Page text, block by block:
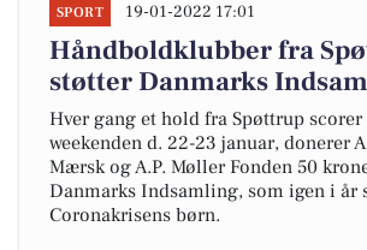
SPORT 19-01-2022 17:01
Håndboldklubber fra
støtter Danmarks
Hver gang et hold fra Spøttrup
weekenden d. 22-23 januar, donerer
Mærsk og A.P. Møller Fonden 50
Danmarks Indsamling, som igen i år
Coronakrisens børn.